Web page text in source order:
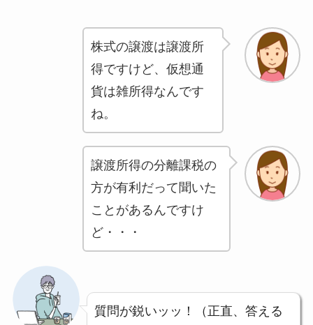
株式の譲渡は譲渡所
得ですけど、仮想通
貨は雑所得なんです
ね。
譲渡所得の分離課税の
方が有利だって聞いた
ことがあるんですけ
ど・・・
質問が鋭いッッ！（正直、答える